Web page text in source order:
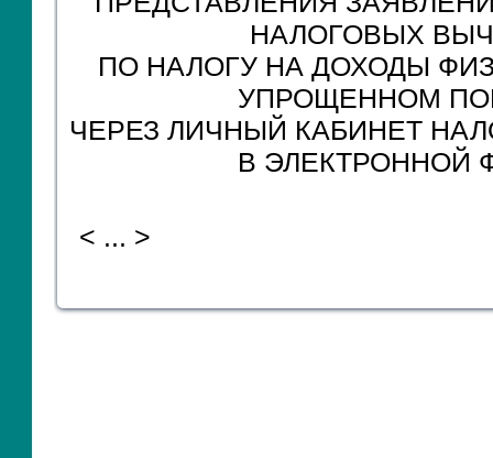
НАЛОГОВЫХ
ПО НАЛОГУ НА ДОХОДЫ
УПРОЩЕННОМ
ЧЕРЕЗ ЛИЧНЫЙ КАБИНЕТ
В ЭЛЕКТРОННОЙ
< ... >